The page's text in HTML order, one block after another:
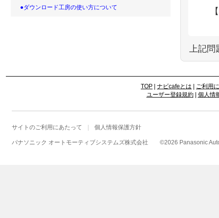
●ダウンロード工房の使い方について
上記
TOP ナビcafeとは
ご利用
ユーザー登録規約| 個人情
サイトのご利用にあたって 個人情報保護方針
パナソニック オートモーティブシステムズ株式会社 ©2026 Panasonic